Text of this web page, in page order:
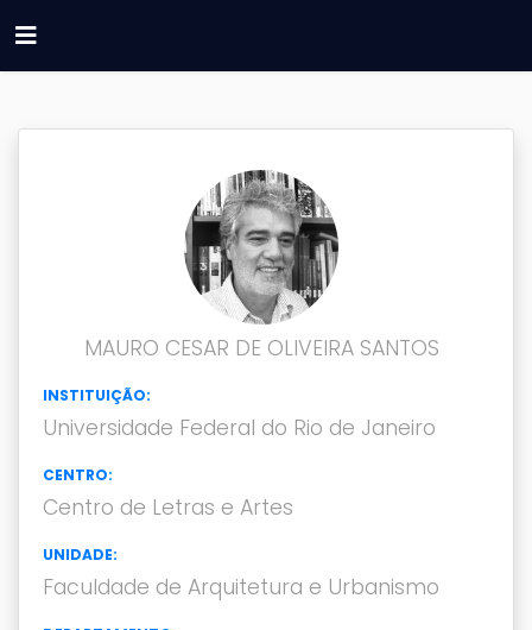
MAURO CESAR DE OLIVEIRA SANTOS
INSTITUIÇÃO:
Universidade Federal do Rio de Janeiro
CENTRO:
Centro de Letras e Artes
UNIDADE:
Faculdade de Arquitetura e Urbanismo